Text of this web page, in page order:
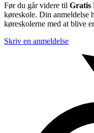
Før du går videre til Gratis
køreskole. Din anmeldelse
køreskolerne med at blive
Skriv en anmeldelse